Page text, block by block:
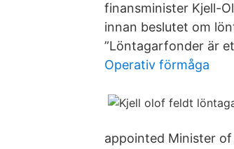
finansminister Kjell-
innan beslutet om
”Löntagarfonder är
Operativ förmåga
appointed Minister of